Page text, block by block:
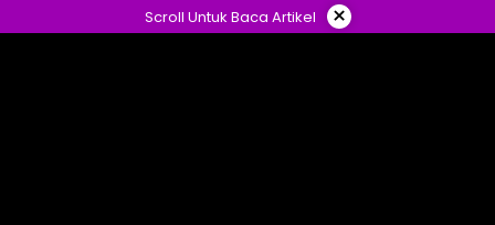
ke
Scroll Untuk Baca Artikel ×